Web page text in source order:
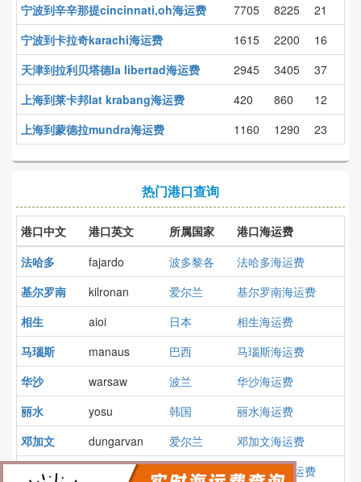
宁波到辛辛那提cincinnati,oh海运费
7705 8225
21
宁波到卡拉奇karachi海运费
1615 2200
16
天津到拉利贝塔德la libertad海运费
2945 3405
37
上海到莱卡邦lat krabang海运费
420 860
12
上海到蒙德拉mundra海运费
1160 1290 23
热门港口查询
港口中文 港口英文 所属国家
港口海运费
法哈多
fajardo 波多黎各
法哈多海运费
基尔罗南
kilronan 爱尔兰
基尔罗南海运费
相生
aioi 日本
相生海运费
马瑙斯
manaus 巴西
马瑙斯海运费
华沙
warsaw 波兰
华沙海运费
丽水
yosu 韩国
丽水海运费
邓加文
dungarvan 爱尔兰
邓加文海运费
诺尔松德
norrsundet 瑞典 诺尔松德海运费